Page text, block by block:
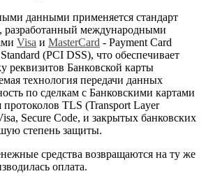
данными применяется стандарт
международными
Visa и MasterCard - Payment Card
(PCI DSS), что обеспечивает
реквизитов Банковской карты
технология передачи данных
по сделкам с Банковскими картами
протоколов TLS (Transport Layer
Secure Code, и закрытых банковских
степень защиты.
средства возвращаются на ту же
оплата.